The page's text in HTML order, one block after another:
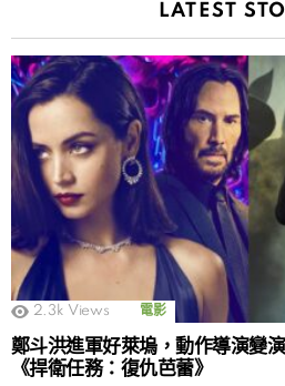
LATEST
2.3k Views 電影
鄭斗洪進軍好萊塢，動作導演變
《捍衛任務：復仇芭蕾》